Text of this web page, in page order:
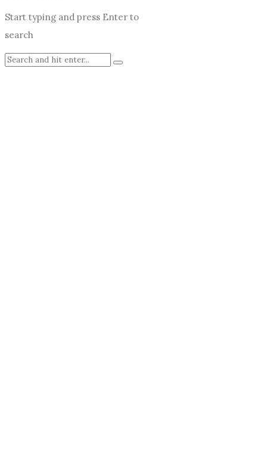
Start typing and press Enter to
search